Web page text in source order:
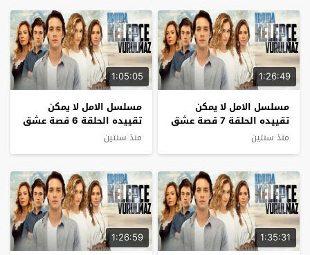
1:26:49
مسلسل الامل لا يمكن
تقييده الحلقة 7 قصة عشق
منذ سنتين
1:05:05
مسلسل الامل لا يمكن
تقييده الحلقة 6 قصة عشق
منذ سنتين
1:35:31
1:26:59